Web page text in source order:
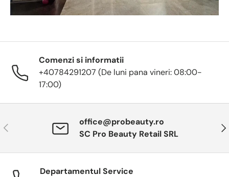
Comenzi si informatii
+40784291207 (De luni pana vineri: 08:00-
17:00)
Anterior
office@probeauty.ro
SC Pro Beauty Retail SRL
Departamentul Service